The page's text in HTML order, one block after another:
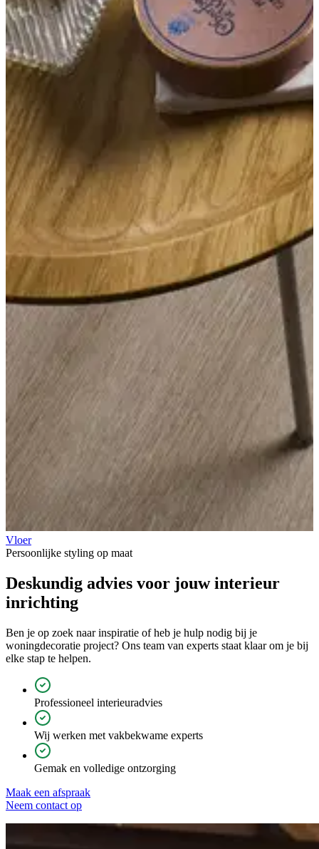
Vloer
Persoonlijke styling op maat
Deskundig advies voor jouwinterieur
inrichting
Ben je op zoek naar inspiratie of heb je hulp nodig bij je
woningdecoratie project? Ons team van experts staat klaar om je bij
elke stap te helpen.
Professioneel interieuradvies
Wij werken met vakbekwame experts
Gemak en volledige ontzorging
Maak een afspraak
Neem contact op